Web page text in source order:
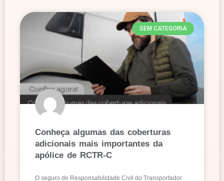
SEM CATEGORIA
Conheça algumas das coberturas
adicionais mais importantes da
apólice de RCTR-C
O seguro de Responsabilidade Civil do Transportador